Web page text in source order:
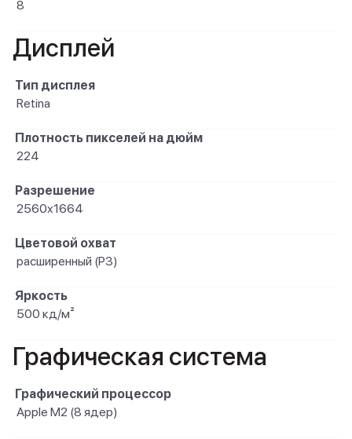
8
Дисплей
Тип дисплея
Retina
Плотность пикселей на дюйм
224
Разрешение
2560x1664
Цветовой охват
расширенный (P3)
Яркость
500 кд/м²
Графическая система
Графический процессор
Apple M2 (8 ядер)